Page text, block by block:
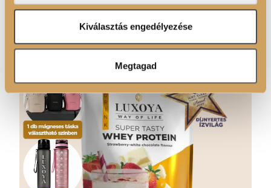
adatokkal, amelyeket Ön adott meg számukra vagy az
Ön által használt más szolgáltatásokból gyűjtöttek.
Kiválasztás engedélyezése
Megtagad